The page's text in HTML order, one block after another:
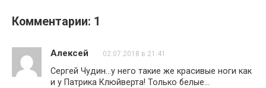
Комментарии: 1
Алексей 02.07.2018 в 21:41
Сергей Чудин…у него такие же красивые ноги как
и у Патрика Клюйверта! Только белые…